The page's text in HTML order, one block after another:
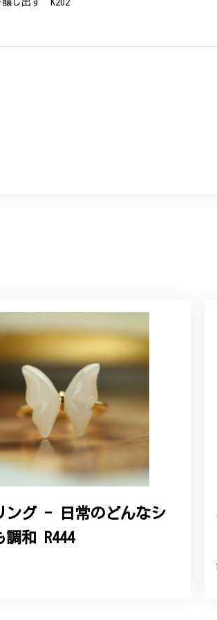
た。実際に目にすると 華美すぎず丁寧なデ
うございました。
なデザイン B058
質問にも速やかに回答下さり、信頼できるシ
うございます。お客様にご満足いただけたこ
ご連絡ください。引き続きどうぞよろしくお願
ング - 日常のどんなシ
調和 R444